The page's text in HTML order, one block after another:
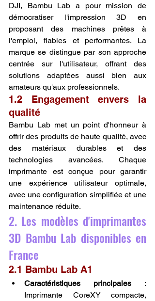
DJI, Bambu Lab a pour mission de
démocratiser l'impression 3D en
proposant des machines prêtes à
l'emploi, fiables et performantes. La
marque se distingue par son approche
centrée sur l'utilisateur, offrant des
solutions adaptées aussi bien aux
amateurs qu'aux professionnels.
1.2 Engagement envers la
qualité
Bambu Lab met un point d'honneur à
offrir des produits de haute qualité, avec
des matériaux durables et des
technologies avancées. Chaque
imprimante est conçue pour garantir
une expérience utilisateur optimale,
avec une configuration simplifiée et une
maintenance réduite.
2. Les modèles d'imprimantes
3D Bambu Lab disponibles en
France
2.1 Bambu Lab A1
Caractéristiques principales :
Imprimante CoreXY compacte,